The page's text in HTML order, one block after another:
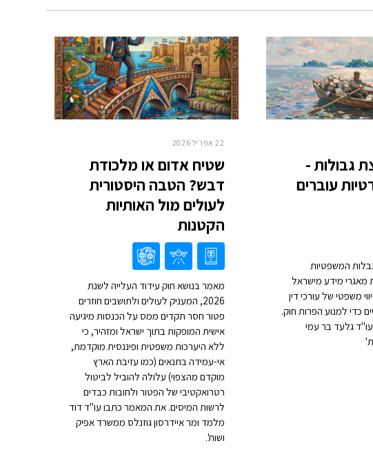
גבולות -
עוברים
המשפטיות
מאגרי מידע מישראל
משפטי של עורכי דין
כדי למנוע הפרות חוק.
גלעד בר עמי
22 אפריל 2026
שטיח אדום או מלכודת
דבש? הטבה היסטורית
לעולים מול האותיות
הקטנות
מאמר בנושא חוק עידוד העלייה לשנת
2026, המעניק לעולים ולתושבים חוזרים
פטור חסר תקדים ממס על הכנסות מיגיעה
אישית המופקות בתוך ישראל ומזהיר, כי
ללא היערכות משפטית ופיננסית מוקדמת,
אי-עמידה בתנאים (כמו עזיבת הארץ
מוקדם מהצפוי) עלולה להוביל לביטול
רטרואקטיבי של הפטור ולחובות כבדים
לרשות המיסים. את המאמר כתבו עו"ד דוד
מלמד ומר איידרסון גוזנלס ממשרד אפיק
ושות'.